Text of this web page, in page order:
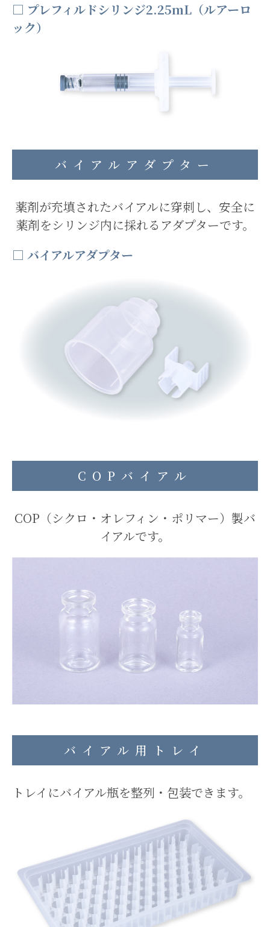
□ プレフィルドシリンジ2.25mL（ルアーロ
ック）
バイアルアダプター
薬剤が充填されたバイアルに穿刺し、安全に
薬剤をシリンジ内に採れるアダプターです。
□ バイアルアダプター
COPバイアル
COP（シクロ・オレフィン・ポリマー）製バ
イアルです。
バイアル用トレイ
トレイにバイアル瓶を整列・包装できます。